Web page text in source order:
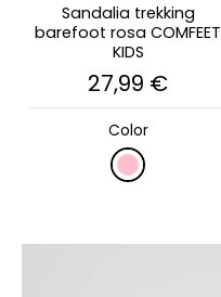
Sandalia trekking
barefoot rosa COMFEET
KIDS
27,99 €
Color